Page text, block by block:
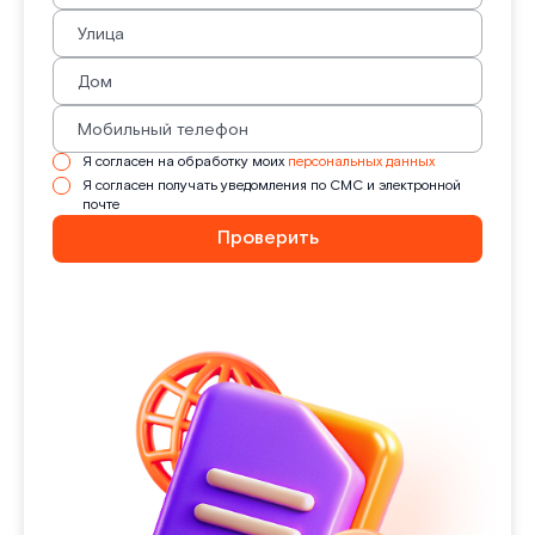
Я согласен на обработку моих персональных данных
Я согласен получать уведомления по СМС и электронной
почте
Проверить